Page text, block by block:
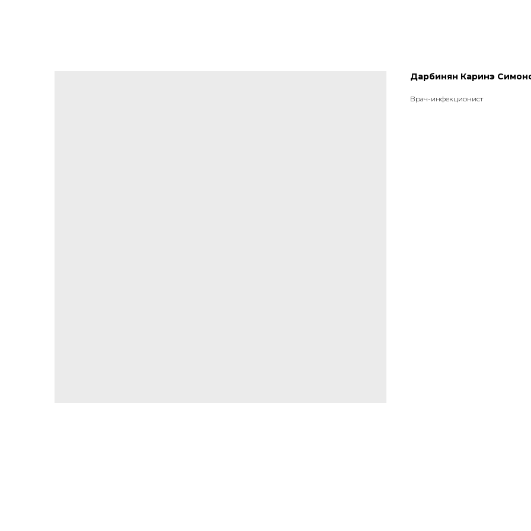
Дарбинян Каринэ
Врач-инфекционист